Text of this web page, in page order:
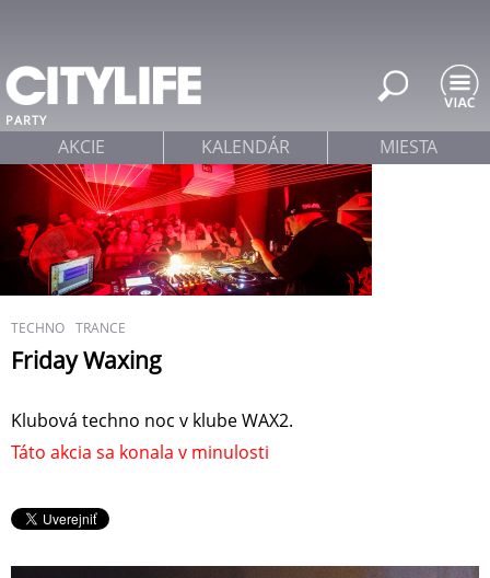
PARTY
TECHNO TRANCE
Friday Waxing
Klubová techno noc v klube WAX2.
Táto akcia sa konala v minulosti
AKCIE KALENDÁR MIESTA